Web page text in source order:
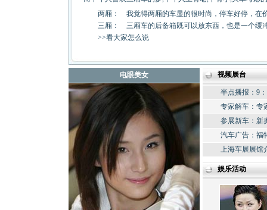
两厢 ： 我觉得两厢的车显的很时尚，停车好停，在
三厢 ： 三厢车的后备箱既可以放东西，也是一个缓
>>看大家怎么说
电眼美女 视频展台
半点播报 ： 9
专家解车 ： 专
参展新车 ： 新
汽车广告 ： 福
上海车展展馆
娱乐活动